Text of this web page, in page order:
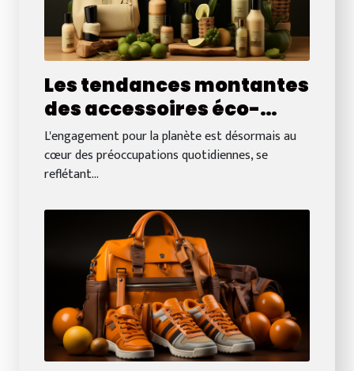
Les tendances montantes
des accessoires éco-
responsables en 2023
L'engagement pour la planète est désormais au
cœur des préoccupations quotidiennes, se
reflétant...